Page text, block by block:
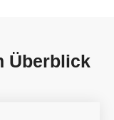
Überblick